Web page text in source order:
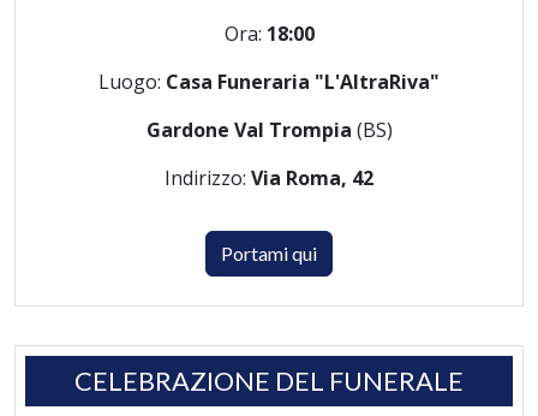
Ora: 18:00
Luogo: Casa Funeraria "L'AltraRiva"
Gardone Val Trompia (BS)
Indirizzo: Via Roma, 42
Portami qui
CELEBRAZIONE DEL FUNERALE